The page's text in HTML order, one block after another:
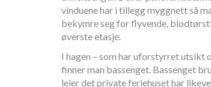
vinduene har i tillegg myggnett så
bekymre seg for flyvende,
øverste etasje.
I hagen – som har uforstyrret utsikt
finner man bassenget. Bassenget
leier det private feriehuset har